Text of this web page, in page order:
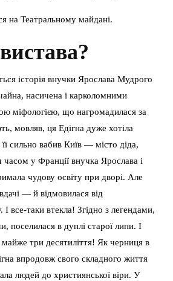
на Театральному майдані.
історія внучки Ярослава Мудрого
насичена і карколомними
міфологією, що нагромадилася за
мовляв, ця Едігна дуже хотіла
сильно вабив Київ — місто діда,
у Франції внучка Ярослава і
чудову освіту при дворі. Але
— й відмовилася від
все-таки втекла! Згідно з легендами,
поселилася в дуплі старої липи. І
три десятиліття! Як черниця в
впродовж свого складного життя
людей до християнської віри. У